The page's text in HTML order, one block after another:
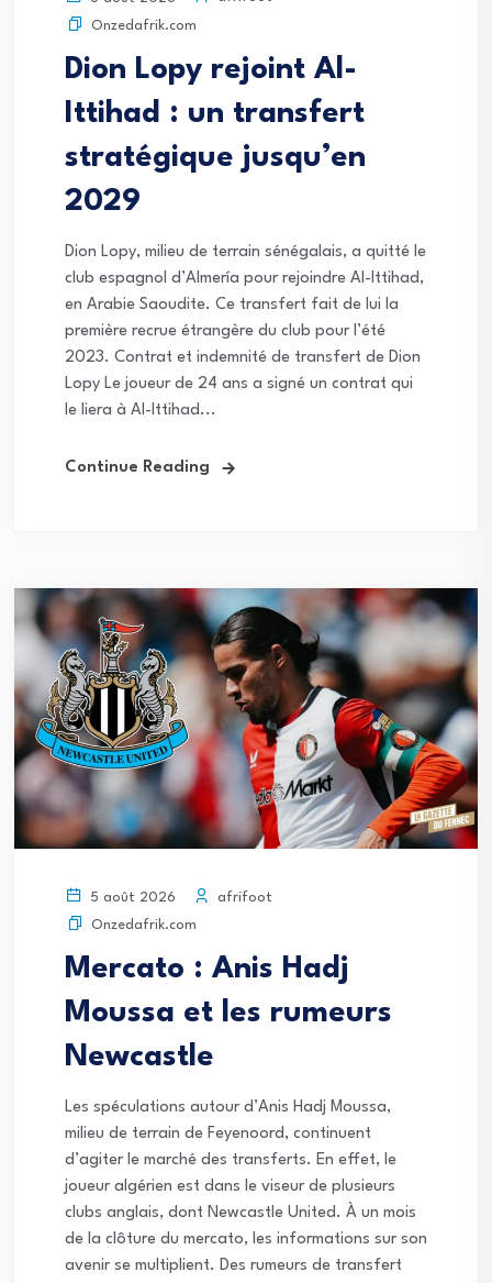
Onzedafrik.com
Dion Lopy rejoint Al-
Ittihad : un transfert
stratégique jusqu’en
2029
Dion Lopy, milieu de terrain sénégalais, a quitté le
club espagnol d’Almería pour rejoindre Al-Ittihad,
en Arabie Saoudite. Ce transfert fait de lui la
première recrue étrangère du club pour l’été
2023. Contrat et indemnité de transfert de Dion
Lopy Le joueur de 24 ans a signé un contrat qui
le liera à Al-Ittihad...
Continue Reading
5 août 2026
afrifoot
Onzedafrik.com
Mercato : Anis Hadj
Moussa et les rumeurs
Newcastle
Les spéculations autour d’Anis Hadj Moussa,
milieu de terrain de Feyenoord, continuent
d’agiter le marché des transferts. En effet, le
joueur algérien est dans le viseur de plusieurs
clubs anglais, dont Newcastle United. À un mois
de la clôture du mercato, les informations sur son
avenir se multiplient. Des rumeurs de transfert